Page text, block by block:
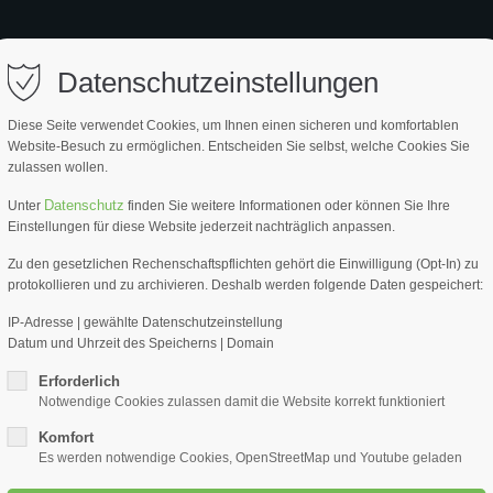
dolor sit amet:
/ 365days
support for our customers
8:00am - 5:00pm
Cybersteel Inc.
376-293 City Road, Suite 600
Have any questions?
Drop us a line
PRODUKTE SERVICE PARTNER
Länge
99800-040
Datenschutzeinstellungen
Diese Seite verwendet Cookies, um Ihnen einen sicheren und komfortablen
Website-Besuch zu ermöglichen. Entscheiden Sie selbst, welche Cookies Sie
zulassen wollen.
Unter Datenschutz finden Sie weitere Informationen oder können Sie Ihre
Einstellungen für diese Website jederzeit nachträglich anpassen.
Zu den gesetzlichen Rechenschaftspflichten gehört die Einwilligung (Opt-In) zu
protokollieren und zu archivieren. Deshalb werden folgende Daten gespeichert:
IP-Adresse | gewählte Datenschutzeinstellung
Datum und Uhrzeit des Speicherns | Domain
Erforderlich
Notwendige Cookies zulassen damit die Website korrekt funktioniert
Komfort
Es werden notwendige Cookies, OpenStreetMap und Youtube geladen